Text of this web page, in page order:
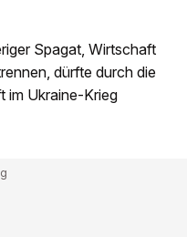
Spagat, Wirtschaft
dürfte durch die
im Ukraine-Krieg